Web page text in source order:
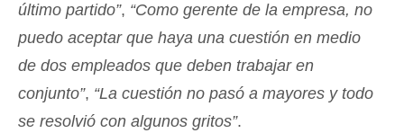
último partido”, “Como gerente de la empresa, no
puedo aceptar que haya una cuestión en medio
de dos empleados que deben trabajar en
conjunto”, “La cuestión no pasó a mayores y todo
se resolvió con algunos gritos”.